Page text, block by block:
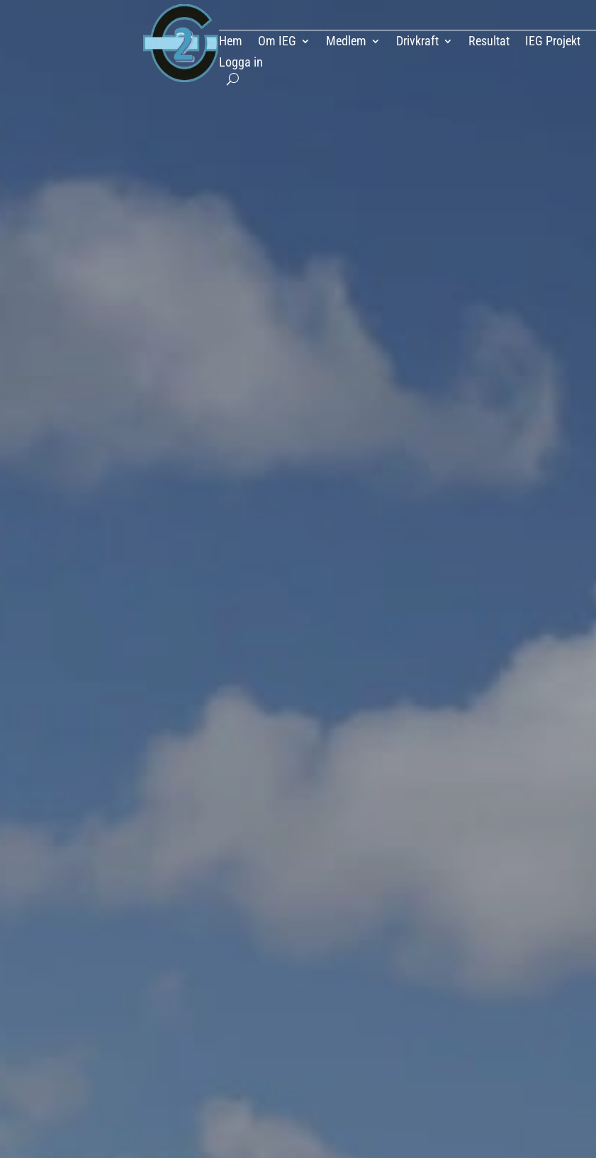
Hem Om IEG Medlem Drivkraft Resultat IEG Projekt
Logga in